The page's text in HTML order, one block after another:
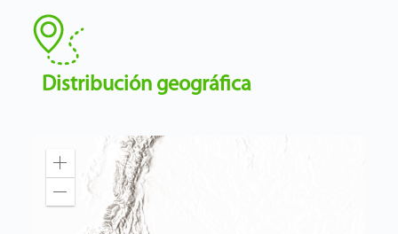
Distribución geográfica